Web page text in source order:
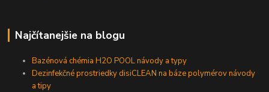
Najčítanejšie na blogu
Bazénová chémia H2O POOL návody a typy
Dezinfekčné prostriedky disiCLEAN na báze polymérov návody
a tipy